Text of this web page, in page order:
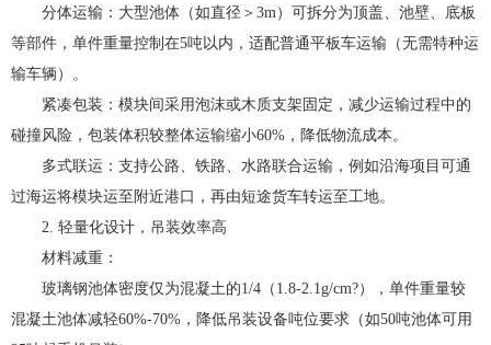
分体运输：大型池体（如直径＞3m）可拆分为顶盖、池壁、底板
等部件，单件重量控制在5吨以内，适配普通平板车运输（无需特种运
输车辆）。
紧凑包装：模块间采用泡沫或木质支架固定，减少运输过程中的
碰撞风险，包装体积较整体运输缩小60%，降低物流成本。
多式联运：支持公路、铁路、水路联合运输，例如沿海项目可通
过海运将模块运至附近港口，再由短途货车转运至工地。
2. 轻量化设计，吊装效率高
材料减重：
玻璃钢池体密度仅为混凝土的1/4（1.8-2.1g/cm?），单件重量较
混凝土池体减轻60%-70%，降低吊装设备吨位要求（如50吨池体可用